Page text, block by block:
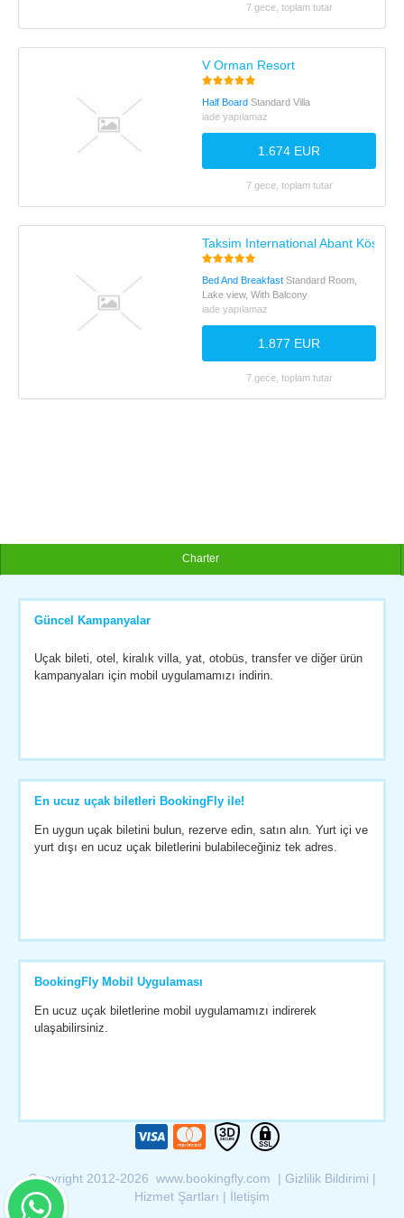
7 gece, toplam tutar
V Orman Resort
Half Board Standard Villa
iade yapılamaz
1.674 EUR
7 gece, toplam tutar
Taksim International Abant Köşk
Bed And Breakfast Standard Room,
Lake view, With Balcony
iade yapılamaz
1.877 EUR
7 gece, toplam tutar
Charter
Güncel Kampanyalar
Uçak bileti, otel, kiralık villa, yat, otobüs, transfer ve diğer ürün
kampanyaları için mobil uygulamamızı indirin.
En ucuz uçak biletleri BookingFly ile!
En uygun uçak biletini bulun, rezerve edin, satın alın. Yurt içi ve
yurt dışı en ucuz uçak biletlerini bulabileceğiniz tek adres.
BookingFly Mobil Uygulaması
En ucuz uçak biletlerine mobil uygulamamızı indirerek
ulaşabilirsiniz.
Copyright 2012-2026 www.bookingfly.com | Gizlilik Bildirimi |
Hizmet Şartları | İletişim